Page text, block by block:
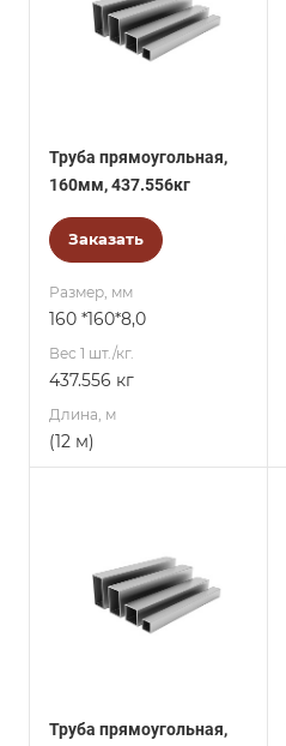
Труба прямоугольная,
160мм, 437.556кг
Заказать
Размер, мм
160 *160*8,0
Вес 1 шт./кг.
437.556 кг
Длина, м
(12 м)
Труба прямоугольная,